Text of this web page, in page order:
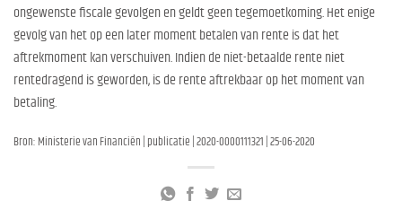
ongewenste fiscale gevolgen en geldt geen tegemoetkoming. Het enige
gevolg van het op een later moment betalen van rente is dat het
aftrekmoment kan verschuiven. Indien de niet-betaalde rente niet
rentedragend is geworden, is de rente aftrekbaar op het moment van
betaling.
Bron: Ministerie van Financiën | publicatie | 2020-0000111321 | 25-06-2020